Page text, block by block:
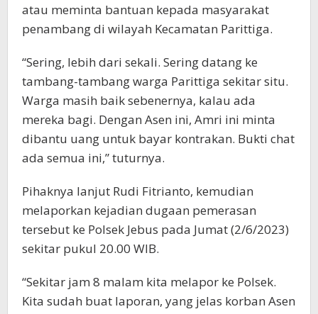
atau meminta bantuan kepada masyarakat
penambang di wilayah Kecamatan Parittiga.
“Sering, lebih dari sekali. Sering datang ke
tambang-tambang warga Parittiga sekitar situ.
Warga masih baik sebenernya, kalau ada
mereka bagi. Dengan Asen ini, Amri ini minta
dibantu uang untuk bayar kontrakan. Bukti chat
ada semua ini,” tuturnya.
Pihaknya lanjut Rudi Fitrianto, kemudian
melaporkan kejadian dugaan pemerasan
tersebut ke Polsek Jebus pada Jumat (2/6/2023)
sekitar pukul 20.00 WIB.
“Sekitar jam 8 malam kita melapor ke Polsek.
Kita sudah buat laporan, yang jelas korban Asen